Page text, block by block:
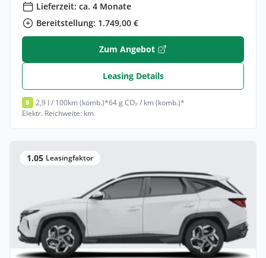
Lieferzeit: ca. 4 Monate
Bereitstellung: 1.749,00 €
Zum Angebot
Leasing Details
B 2,9 l / 100km (komb.)*64 g CO₂ / km (komb.)*
Elektr. Reichweite: km
1.05 Leasingfaktor